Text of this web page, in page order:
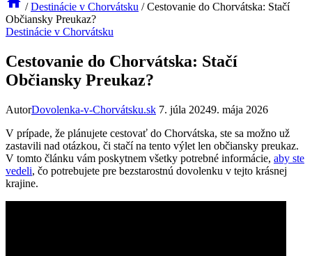
/ Destinácie v Chorvátsku / Cestovanie do Chorvátska: Stačí
Občiansky Preukaz?
Destinácie v Chorvátsku
Cestovanie do Chorvátska: Stačí
Občiansky Preukaz?
AutorDovolenka-v-Chorvátsku.sk 7. júla 20249. mája 2026
V prípade, že plánujete cestovať do Chorvátska, ste sa možno už
zastavili nad otázkou, či stačí na tento výlet len občiansky preukaz.
V tomto článku vám poskytnem všetky potrebné informácie, aby ste
vedeli, čo potrebujete pre bezstarostnú dovolenku v tejto krásnej
krajine.